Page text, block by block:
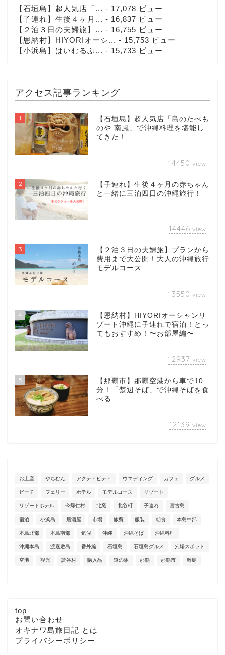
【石垣島】超人気店「... - 17,078 ビュー
【子連れ】生後４ヶ月... - 16,837 ビュー
【２泊３日の夫婦旅】... - 16,755 ビュー
【恩納村】HIYORIオーシ... - 15,753 ビュー
【小浜島】はいむるぶ... - 15,733 ビュー
アクセス記事ランキング
1
【石垣島】超人気店「島のたべも
のや 南風」で沖縄料理を堪能し
てきた！
14450 view
2
【子連れ】生後４ヶ月の赤ちゃん
と一緒に三泊四日の沖縄旅行！
14446 view
3
【２泊３日の夫婦旅】プランから
費用まで大公開！大人の沖縄旅行
モデルコース
13550 view
4
【恩納村】HIYORIオーシャンリ
ゾート沖縄に子連れで宿泊！とっ
てもおすすめ！〜お部屋編〜
12937 view
5
【那覇市】那覇空港から車で10
分！「楚辺そば」で沖縄そばを食
べる
12139 view
お土産 やちむん アクティビティ ウエディング カフェ グルメ
ビーチ フェリー ホテル モデルコース リゾート
リゾートホテル 今帰仁村 北窯 北谷町 子連れ 宮古島
宿泊 小浜島 居酒屋 市場 旅費 服装 朝食 本島中部
本島北部 本島南部 気候 沖縄 沖縄そば 沖縄料理
沖縄本島 渡嘉敷島 番外編 石垣島 石垣島グルメ 穴場スポット
空港 観光 読谷村 購入品 道の駅 那覇 那覇市 離島
top
お問い合わせ
オキナワ島旅日記 とは
プライバシーポリシー